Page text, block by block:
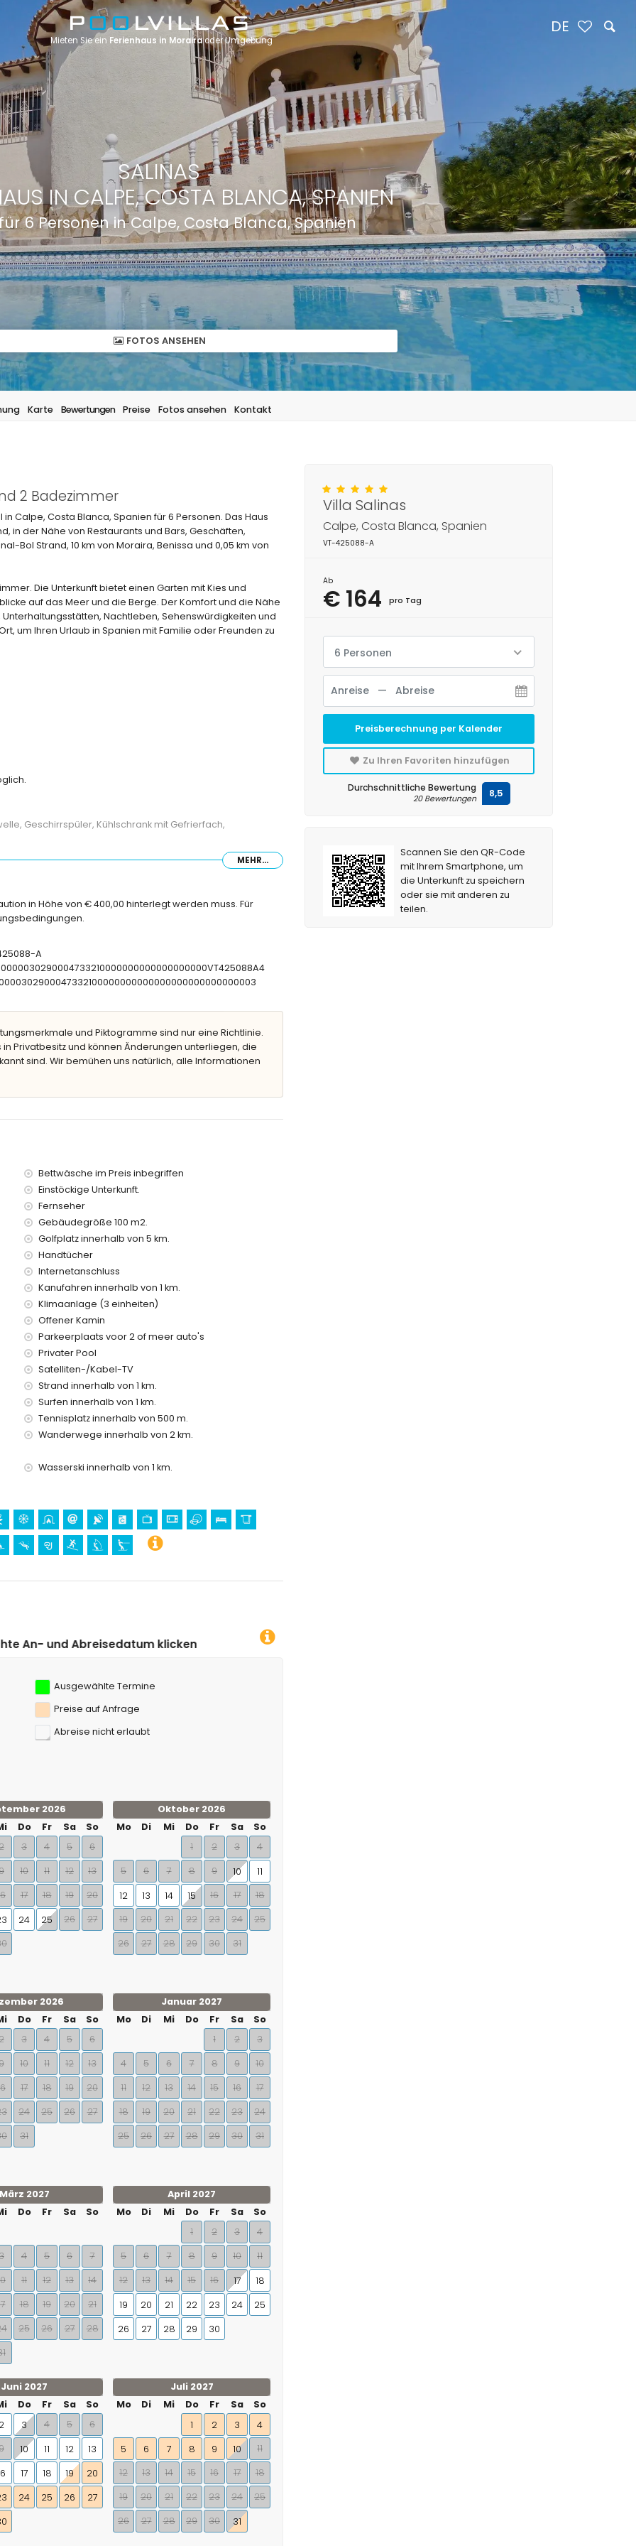
SALINAS
IN CALPE, COSTA BLANCA, SPANIEN
6 Personen in Calpe, Costa Blanca, Spanien
FOTOS ANSEHEN
Karte Bewertungen Preise Fotos ansehen Kontakt
2 Badezimmer
Calpe, Costa Blanca, Spanien für 6 Personen. Das Haus
in der Nähe von Restaurants und Bars, Geschäften,
Bol Strand, 10 km von Moraira, Benissa und 0,05 km von
Die Unterkunft bietet einen Garten mit Kies und
auf das Meer und die Berge. Der Komfort und die Nähe
Nachtleben, Sehenswürdigkeiten und
um Ihren Urlaub in Spanien mit Familie oder Freunden zu
Geschirrspüler, Kühlschrank mit Gefrierfach,
Kombination und Haartrockner
50 Metern von der Villa)
von der Villa)
von der Villa)
von 1000 Metern von der Villa)
von 1000 Metern
geeignet
der Villa enthalten sind
in Calpe, Costa Blanca
(Family Park Calpe) (innerhalb von 5 Kilometern vom
Mar), Wasserpark (Aqualandia und Aqua Natura)
(Catedral La Marina Benissa) (innerhalb von 10
Schnorcheln, Surfen, Windsurfen und Wasserski
5 Kilometern von der Villa)
MEHR...
in Höhe von € 400,00 hinterlegt werden muss. Für
A
und Piktogramme sind nur eine Richtlinie.
Privatbesitz und können Änderungen unterliegen, die
sind. Wir bemühen uns natürlich, alle Informationen
Bettwäsche im Preis inbegriffen
Einstöckige Unterkunft.
Fernseher
Gebäudegröße 100 m2.
Golfplatz innerhalb von 5 km.
Handtücher
Internetanschluss
Kanufahren innerhalb von 1 km.
Klimaanlage (3 einheiten)
Offener Kamin
Parkeerplaats voor 2 of meer auto's
Privater Pool
Satelliten-/Kabel-TV
Strand innerhalb von 1 km.
Surfen innerhalb von 1 km.
Tennisplatz innerhalb von 500 m.
Wanderwege innerhalb von 2 km.
Wasserski innerhalb von 1 km.
klicken!
Ausgewählte Termine
Preise auf Anfrage
Abreise nicht erlaubt
2026
Do Fr Sa
So
3 4 5
6
10 11 12
13
17 18 19 20
24 25 26
27
Oktober 2026
Mo
Di Mi Do Fr Sa
So
1
2 3
4
5
6 7 8 9 10
11
12
13 14 15 16 17
18
19
20 21 22 23 24
25
26
27 28 29 30 31
2026
Do Fr Sa
So
3 4 5
6
10 11 12
13
17 18 19
20
24 25 26
27
31
Januar 2027
Mo
Di Mi Do Fr Sa
So
1
2
3
4
5 6 7 8 9
10
11
12 13 14 15 16
17
18
19 20 21 22 23
24
25
26 27 28 29 30 31
März 2027
Do Fr Sa So
4 5 6
7
11 12 13
14
18 19 20
21
25 26 27
28
April 2027
Mo
Di Mi Do Fr Sa
So
1
2 3
4
5
6 7 8 9 10
11
12
13 14 15 16 17
18
19
20 21 22 23 24
25
26
27 28 29 30
Juni 2027
Do Fr Sa
So
2 3 4 5
6
10 11 12
13
17 18 19
20
24 25 26
27
Juli 2027
Mo
Di Mi Do Fr Sa
So
1
2 3
4
5
6 7 8 9 10
11
12
13 14 15 16 17
18
19
20 21 22 23 24
25
26
27 28 29 30 31
Villa Salinas
Calpe, Costa Blanca, Spanien
VT-425088-A
Ab
€ 164 pro Tag
6 Personen
Preisberechnung per Kalender
Zu Ihren Favoriten hinzufügen
Durchschnittliche Bewertung
20 Bewertungen 8,5
Scannen Sie den QR-Code
mit Ihrem Smartphone, um
die Unterkunft zu speichern
oder sie mit anderen zu
teilen.
Mieten Sie ein Ferienhaus in Morairaoder Umgebung
DE